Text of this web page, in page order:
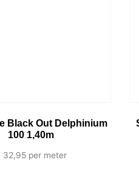
Black Out Delphinium
100 1,40m
32,95 per meter